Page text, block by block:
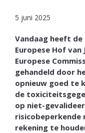
5 juni 2025
Vandaag heeft
Europese Hof
Europese
gehandeld door
opnieuw goed te
de
op niet-
risicobeperkende
rekening te